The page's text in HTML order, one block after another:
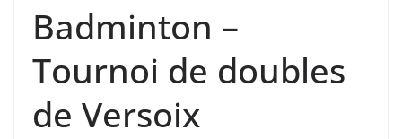
Badminton –
Tournoi de doubles
de Versoix